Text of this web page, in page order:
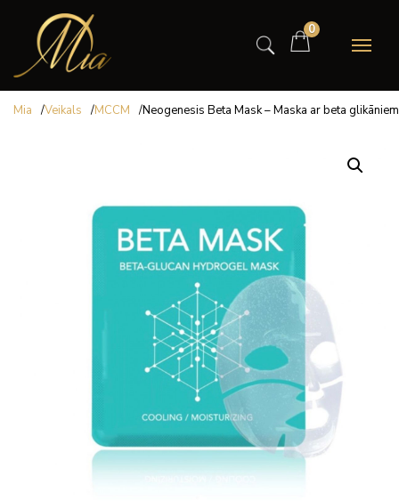
0
Mia /Veikals /MCCM /Neogenesis Beta Mask – Maska ar beta glikāniem